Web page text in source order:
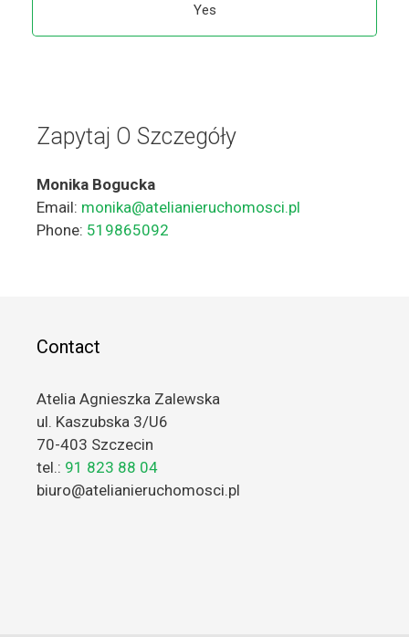
Yes
Zapytaj O Szczegóły
Monika Bogucka
Email: monika@atelianieruchomosci.pl
Phone: 519865092
Contact
Atelia Agnieszka Zalewska
ul. Kaszubska 3/U6
70-403 Szczecin
tel.: 91 823 88 04
biuro@atelianieruchomosci.pl